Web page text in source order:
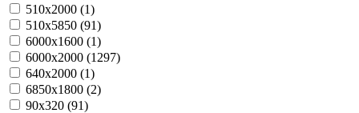
510х2000 (1)
510х5850 (91)
6000х1600 (1)
6000х2000 (1297)
640х2000 (1)
6850х1800 (2)
90х320 (91)